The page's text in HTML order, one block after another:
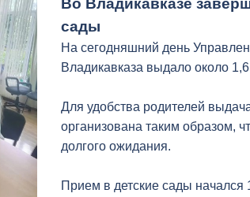
Во Владикавказе
сады
На сегодняшний день
Владикавказа выдало около
Для удобства родителей
организована таким образом,
долгого ожидания.
Прием в детские сады